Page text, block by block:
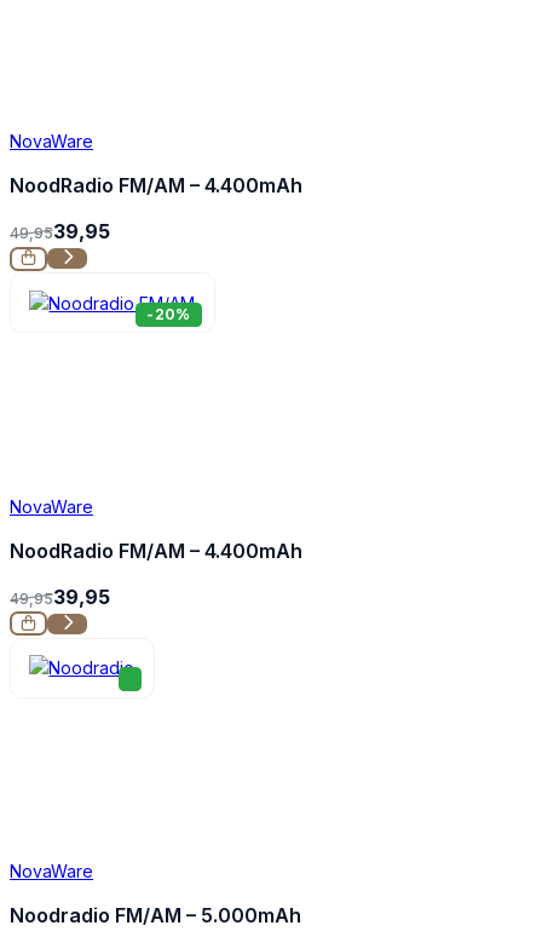
NovaWare
NoodRadio FM/AM – 4.400mAh
49,9539,95
-20%
NovaWare
NoodRadio FM/AM – 4.400mAh
49,9539,95
NovaWare
Noodradio FM/AM – 5.000mAh